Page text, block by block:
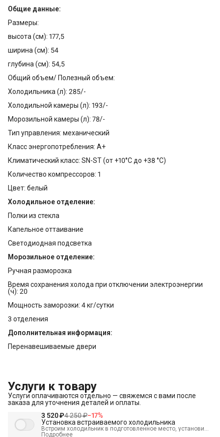
Общие данные:
Размеры:
высота (см): 177,5
ширина (см): 54
глубина (см): 54,5
Общий объем/ Полезный объем:
Холодильника (л): 285/-
Холодильной камеры (л): 193/-
Морозильной камеры (л): 78/-
Тип управления: механический
Класс энергопотребления: А+
Климатический класс: SN-ST (от +10°С до +38 °С)
Количество компрессоров: 1
Цвет: белый
Холодильное отделение:
Полки из стекла
Капельное оттаивание
Светодиодная подсветка
Морозильное отделение:
Ручная разморозка
Время сохранения холода при отключении электроэнергии
(ч): 20
Мощность заморозки: 4 кг/сутки
3 отделения
Дополнительная информация:
Перенавешиваемые двери
Услуги к товару
Услуги оплачиваются отдельно — свяжемся с вами после
заказа для уточнения деталей и оплаты.
3 520 ₽4 250 ₽−17%
Установка встраиваемого холодильника
Встроим холодильник в подготовленное место, установим
полки, выставим по уровню, подключим к электросети и
Подробнее